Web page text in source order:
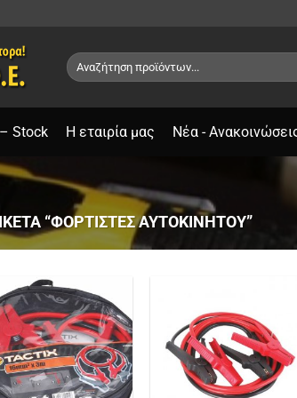
Αναζήτηση
για:
Stock Η εταιρία μας Νέα -
“ΦΟΡΤΙΣΤΈΣ ΑΥΤΟΚΙΝΉΤΟΥ”